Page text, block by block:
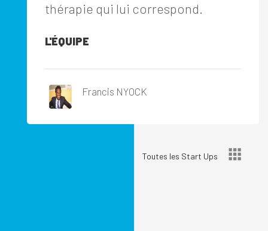
thérapie qui lui correspond.
L'ÉQUIPE
Francis NYOCK
Toutes les Start Ups